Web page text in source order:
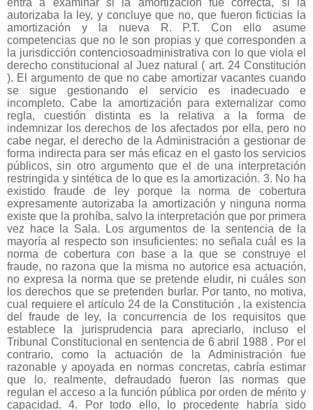
autorizaba la ley, y concluye que no, que fueron ficticias la
amortización y la nueva R. P.T. Con ello asume
competencias que no le son propias y que corresponden a
la jurisdicción contenciosoadministrativa con lo que viola el
derecho constitucional al Juez natural ( art. 24 Constitución
). El argumento de que no cabe amortizar vacantes cuando
se sigue gestionando el servicio es inadecuado e
incompleto. Cabe la amortización para externalizar como
regla, cuestión distinta es la relativa a la forma de
indemnizar los derechos de los afectados por ella, pero no
cabe negar, el derecho de la Administración a gestionar de
forma indirecta para ser más eficaz en el gasto los servicios
públicos, sin otro argumento que el de una interpretación
restringida y sintética de lo que es la amortización. 3. No ha
existido fraude de ley porque la norma de cobertura
expresamente autorizaba la amortización y ninguna norma
existe que la prohíba, salvo la interpretación que por primera
vez hace la Sala. Los argumentos de la sentencia de la
mayoría al respecto son insuficientes: no señala cuál es la
norma de cobertura con base a la que se construye el
fraude, no razona que la misma no autorice esa actuación,
no expresa la norma que se pretende eludir, ni cuáles son
los derechos que se pretenden burlar. Por tanto, no motiva,
cual requiere el artículo 24 de la Constitución , la existencia
del fraude de ley, la concurrencia de los requisitos que
establece la jurisprudencia para apreciarlo, incluso el
Tribunal Constitucional en sentencia de 6 abril 1988 . Por el
contrario, como la actuación de la Administración fue
razonable y apoyada en normas concretas, cabría estimar
que lo, realmente, defraudado fueron las normas que
regulan el acceso a la función pública por orden de mérito y
capacidad. 4. Por todo ello, lo procedente habría sido